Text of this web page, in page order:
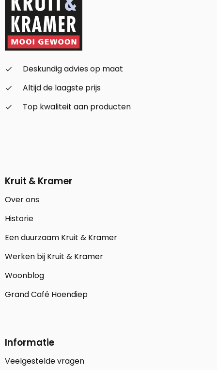
check_small
Deskundig advies op maat
check_small
Altijd de laagste prijs
check_small
Top kwaliteit aan producten
Kruit & Kramer
Over ons
Historie
Een duurzaam Kruit & Kramer
Werken bij Kruit & Kramer
Woonblog
Grand Café Hoendiep
Informatie
Veelgestelde vragen